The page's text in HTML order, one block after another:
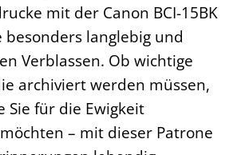
mit der Canon BCI-15BK
langlebig und
Verblassen. Ob wichtige
archiviert werden müssen,
Sie für die Ewigkeit
– mit dieser Patrone